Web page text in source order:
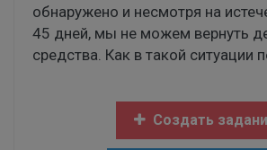
обнаружено и несмотря на
45 дней, мы не можем вернуть
средства. Как в такой ситуации
Создать